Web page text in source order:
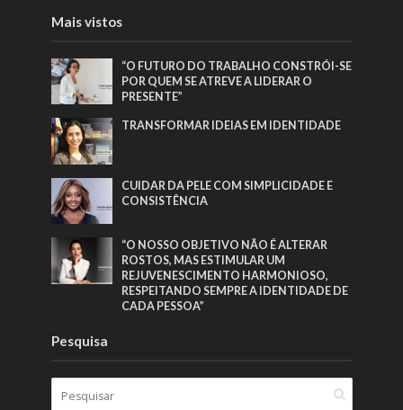
Mais vistos
“O FUTURO DO TRABALHO CONSTRÓI-SE
POR QUEM SE ATREVE A LIDERAR O
PRESENTE”
TRANSFORMAR IDEIAS EM IDENTIDADE
CUIDAR DA PELE COM SIMPLICIDADE E
CONSISTÊNCIA
“O NOSSO OBJETIVO NÃO É ALTERAR
ROSTOS, MAS ESTIMULAR UM
REJUVENESCIMENTO HARMONIOSO,
RESPEITANDO SEMPRE A IDENTIDADE DE
CADA PESSOA”
Pesquisa